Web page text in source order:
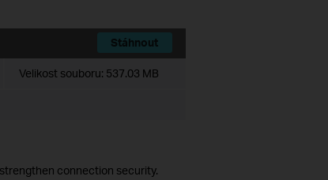
Stáhnout
Velikost souboru: 537.03 MB
connection security.